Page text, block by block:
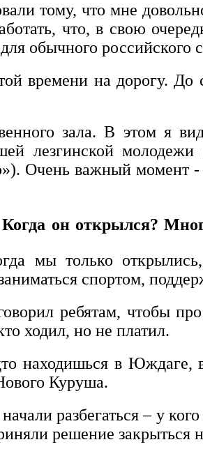
тому, что мне
что, в свою
обычного российского
времени на дорогу. До
зала. В этом я
лезгинской
Очень важный момент -
он открылся?
мы только
спортом,
ребятам, чтобы
ходил, но не платил.
находишься в Юждаге,
Куруша.
разбегаться – у
решение закрыться